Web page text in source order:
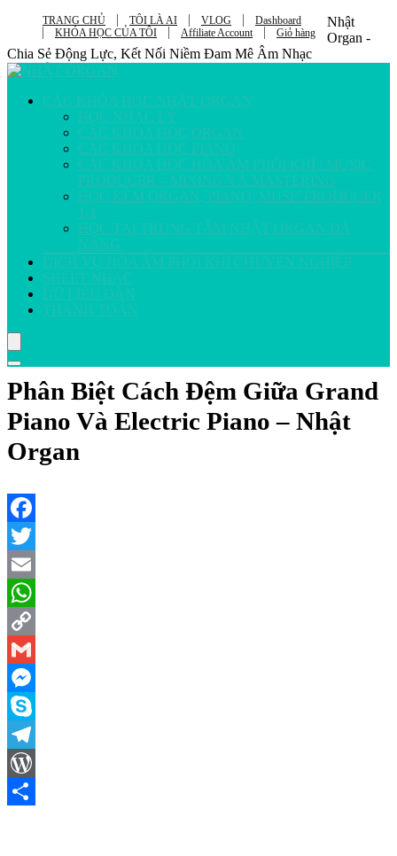
TRANG CHỦ TÔI LÀ AI VLOG
Dashboard
KHÓA HỌC CỦA TÔI
Affiliate Account Giỏ hàng
Nhật
Organ -
Chia Sẻ Động Lực, Kết Nối Niềm Đam Mê Âm Nhạc
CÁC KHÓA HỌC NHẬT ORGAN
HỌC NHẠC LÝ
CÁC KHÓA HỌC ORGAN
CÁC KHÓA HỌC PIANO
CÁC KHÓA HỌC HÒA ÂM PHỐI KHÍ / MUSIC
PRODUCER – MIXING VÀ MASTERING
HỌC KÈM ORGAN, PIANO, MUSICPRODUCER
1-1
HỌC TẠI TRUNG TÂM NHẬT ORGAN ĐÀ
NẴNG
DỊCH VỤ HÒA ÂM PHỐI KHÍ CHUYÊN NGHIỆP
SHEET NHẠC
DỮ LIỆU ĐÀN
THANH TOÁN
Phân Biệt Cách Đệm Giữa Grand
Piano Và Electric Piano – Nhật
Organ
Facebook
Twitter
Email
WhatsApp
Copy
Link
Gmail
Messenger
Skype
Telegram
WordPress